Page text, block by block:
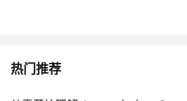
热门推荐